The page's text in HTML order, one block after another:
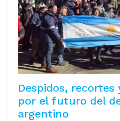
Despidos, recortes
por el futuro del
argentino